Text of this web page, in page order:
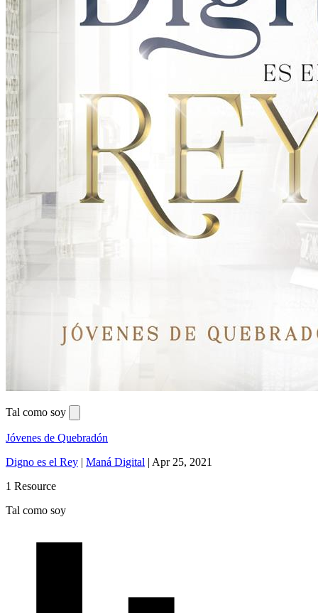
Tal como soy
Jóvenes de Quebradón
Digno es el Rey | Maná Digital | Apr 25, 2021
1 Resource
Tal como soy